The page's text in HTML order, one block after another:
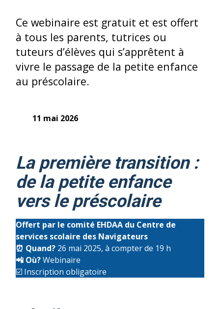
Ce webinaire est gratuit et est offert
à tous les parents, tutrices ou
tuteurs d’élèves qui s’apprêtent à
vivre le passage de la petite enfance
au préscolaire.
11 mai 2026
La première transition :
de la petite enfance
vers le préscolaire
Offert par le comité EHDAA du Centre de
services scolaire des Navigateurs
⏰ Quand? 26 mai 2025, à compter de 19 h
📲 Où?Webinaire
☑️ Inscription obligatoire